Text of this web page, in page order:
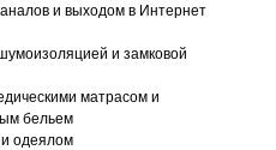
и выходом в Интернет
и замковой
матрасом и
бельем
одеялом